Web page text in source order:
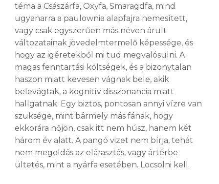
téma a Császárfa, Oxyfa, Smaragdfa, mind
ugyanarra a paulownia alapfajra nemesített,
vagy csak egyszerűen más néven árult
változatainak jövedelmtermelő képessége, és
hogy az igéretekből mi tud megvalósulni. A
magas fenntartási költségek, és a bizonytalan
haszon miatt kevesen vágnak bele, akik
belevágtak, a kognitív disszonancia miatt
hallgatnak. Egy biztos, pontosan annyi vízre van
szüksége, mint bármely más fának, hogy
ekkorára nőjön, csak itt nem húsz, hanem két
három év alatt. A pangó vizet nem bírja, tehát
nem megoldás az elárasztás, vagy ártérbe
ültetés, mint a nyárfa esetében. Locsolni kell.